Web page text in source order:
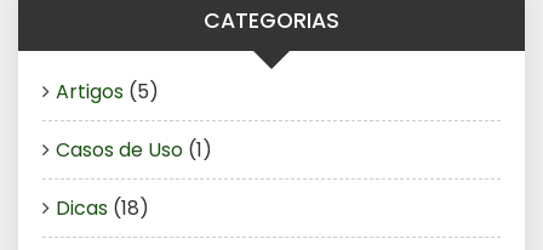
CATEGORIAS
Artigos (5)
Casos de Uso (1)
Dicas (18)